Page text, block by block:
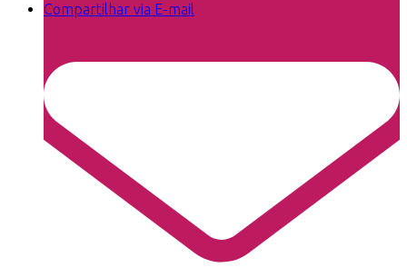
Compartilhar via E-mail